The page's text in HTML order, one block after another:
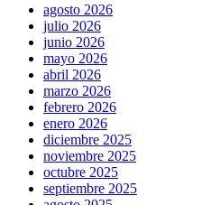
agosto 2026
julio 2026
junio 2026
mayo 2026
abril 2026
marzo 2026
febrero 2026
enero 2026
diciembre 2025
noviembre 2025
octubre 2025
septiembre 2025